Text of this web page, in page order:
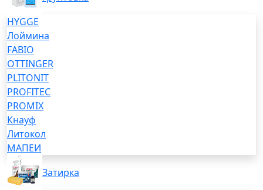
HYGGE
Лоймина
FABIO
OTTINGER
PLITONIT
PROFITEC
PROMIX
Кнауф
Литокол
МАПЕИ
Затирка